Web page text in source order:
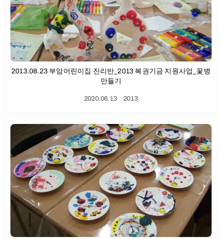
2013.08.23 부암어린이집 진리반_2013 복권기금 지원사업_꽃병
만들기
2020.06.13ㆍ2013